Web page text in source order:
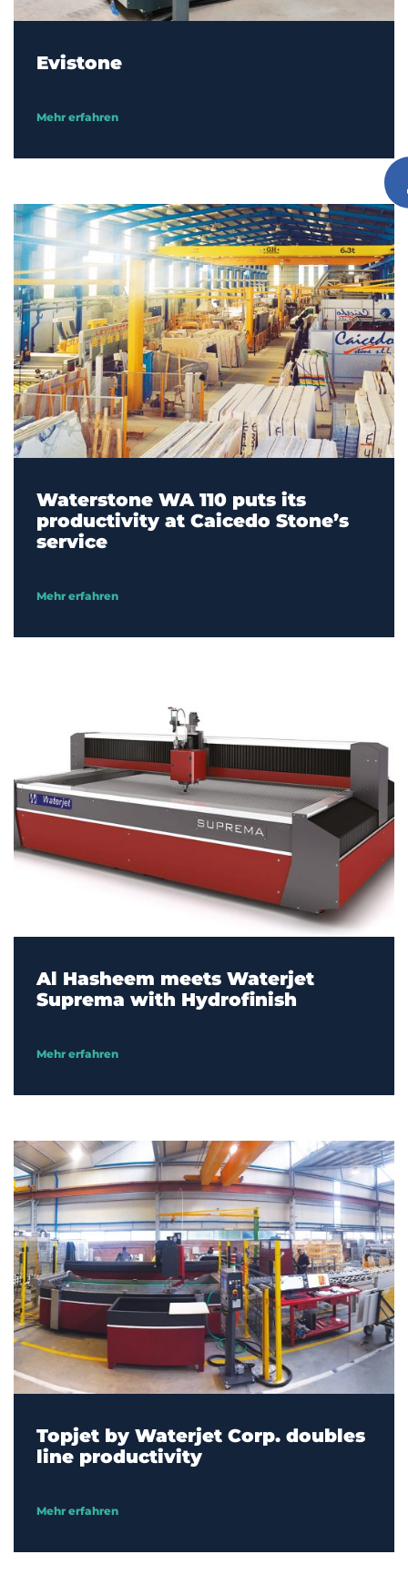
Evistone
Mehr erfahren
Waterstone WA 110 puts its
productivity at Caicedo Stone’s
service
Mehr erfahren
Al Hasheem meets Waterjet
Suprema with Hydrofinish
Mehr erfahren
Topjet by Waterjet Corp. doubles
line productivity
Mehr erfahren